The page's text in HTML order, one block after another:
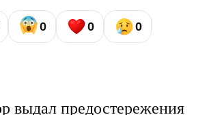
0 0 0
выдал предостережения